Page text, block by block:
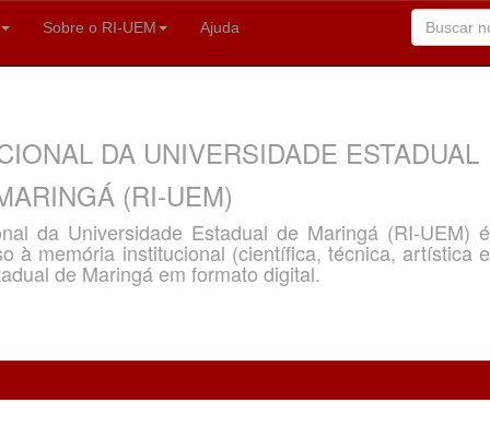
Sobre o RI-UEM Ajuda
DA UNIVERSIDADE ESTADUAL
(RI-UEM)
da Universidade Estadual de Maringá (RI-UEM) é
à memória institucional (científica, técnica, artística e
de Maringá em formato digital.